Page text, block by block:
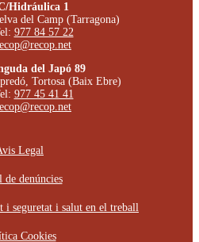
Hidráulica 1
del Camp (Tarragona)
977 84 57 22
del Japó 89
Tortosa (Baix Ebre)
977 45 41 41
Legal
de denúncies
i seguretat i salut en el treball
Cookies